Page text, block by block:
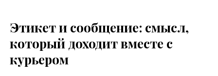
Этикет и сообщение: смысл,
который доходит вместе с
курьером